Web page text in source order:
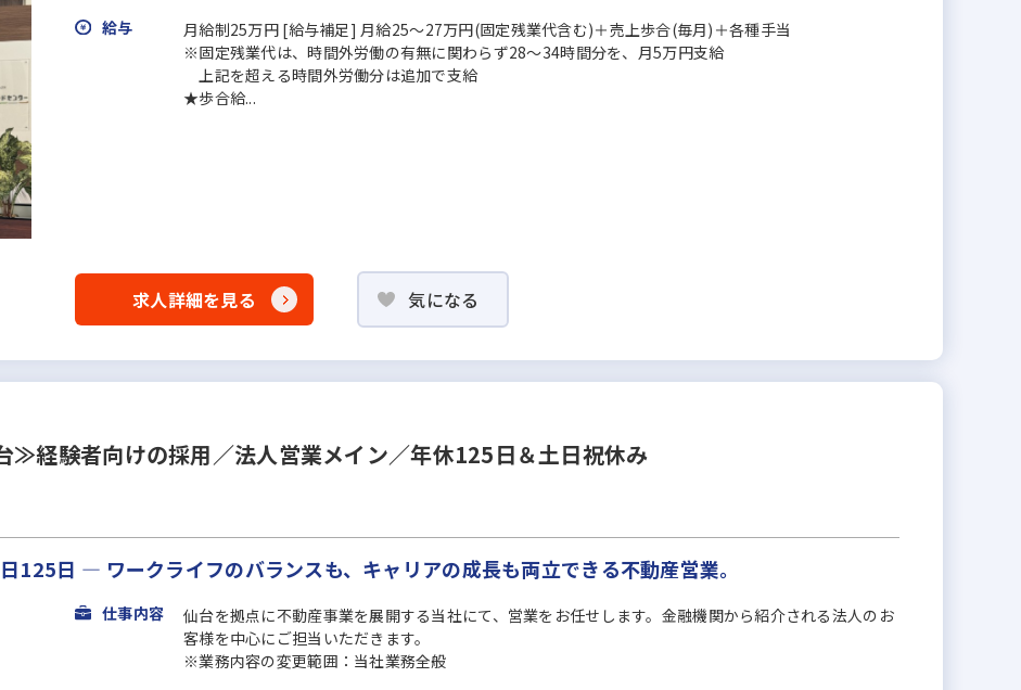
給与
月給制25万円 [給与補足] 月給25～27万円(固定残業代含む)＋売上歩合(毎月)＋各種手当
※固定残業代は、時間外労働の有無に関わらず28～34時間分を、月5万円支給
上記を超える時間外労働分は追加で支給
★歩合給...
求人詳細を見る 気になる
経験者向けの採用／法人営業メイン／年休125日＆土日祝休み
日 ― ワークライフのバランスも、キャリアの成長も両立できる不動産営業。
仕事内容
仙台を拠点に不動産事業を展開する当社にて、営業をお任せします。金融機関から紹介される法人のお
客様を中心にご担当いただきます。
※業務内容の変更範囲：当社業務全般